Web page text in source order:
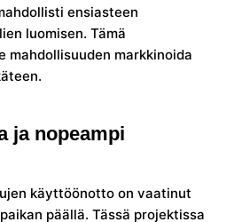
ensiasteen
luomisen. Tämä
mahdollisuuden markkinoida
ja nopeampi
käyttöönotto on vaatinut
päällä. Tässä projektissa